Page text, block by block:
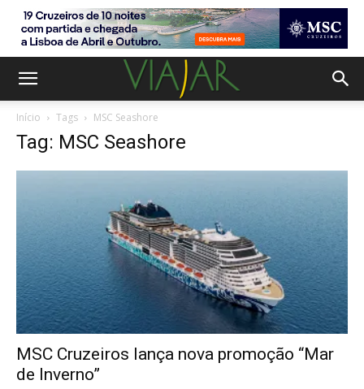
Início Tags MSC Seashore
Tag: MSC Seashore
MSC Cruzeiros lança nova promoção “Mar
de Inverno”